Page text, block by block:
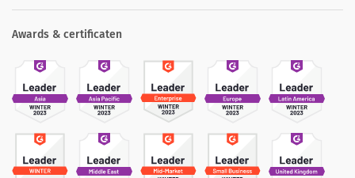
Awards & certificaten